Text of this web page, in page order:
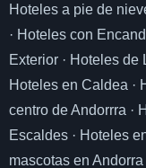
Hoteles a pie de
· Hoteles con
Exterior · Hoteles de
Hoteles en Caldea ·
centro de Andorrra ·
Escaldes · Hoteles
mascotas en Andorra